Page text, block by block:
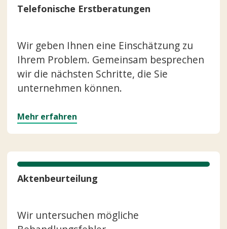
Telefonische Erstberatungen
Wir geben Ihnen eine Einschätzung zu
Ihrem Problem. Gemeinsam besprechen
wir die nächsten Schritte, die Sie
unternehmen können.
Mehr erfahren
Aktenbeurteilung
Wir untersuchen mögliche